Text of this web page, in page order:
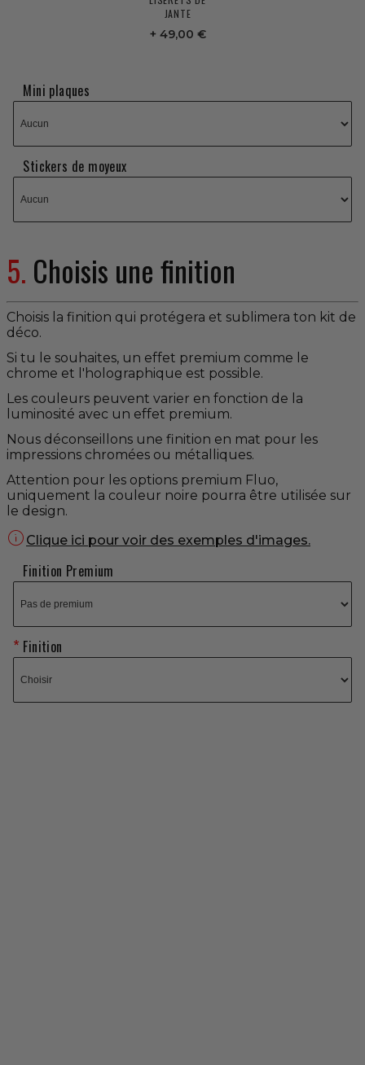
JANTE
49,00 €
Mini plaques
Stickers de moyeux
5. Choisis une finition
Choisis la finition qui protégera et sublimera ton kit de
déco.
Si tu le souhaites, un effet premium comme le
chrome et l'holographique est possible.
Les couleurs peuvent varier en fonction de la
luminosité avec un effet premium.
Nous déconseillons une finition en mat pour les
impressions chromées ou métalliques.
Attention pour les options premium Fluo,
uniquement la couleur noire pourra être utilisée sur
le design.
 Clique ici pour voir des exemples d'images.
Finition Premium
Finition